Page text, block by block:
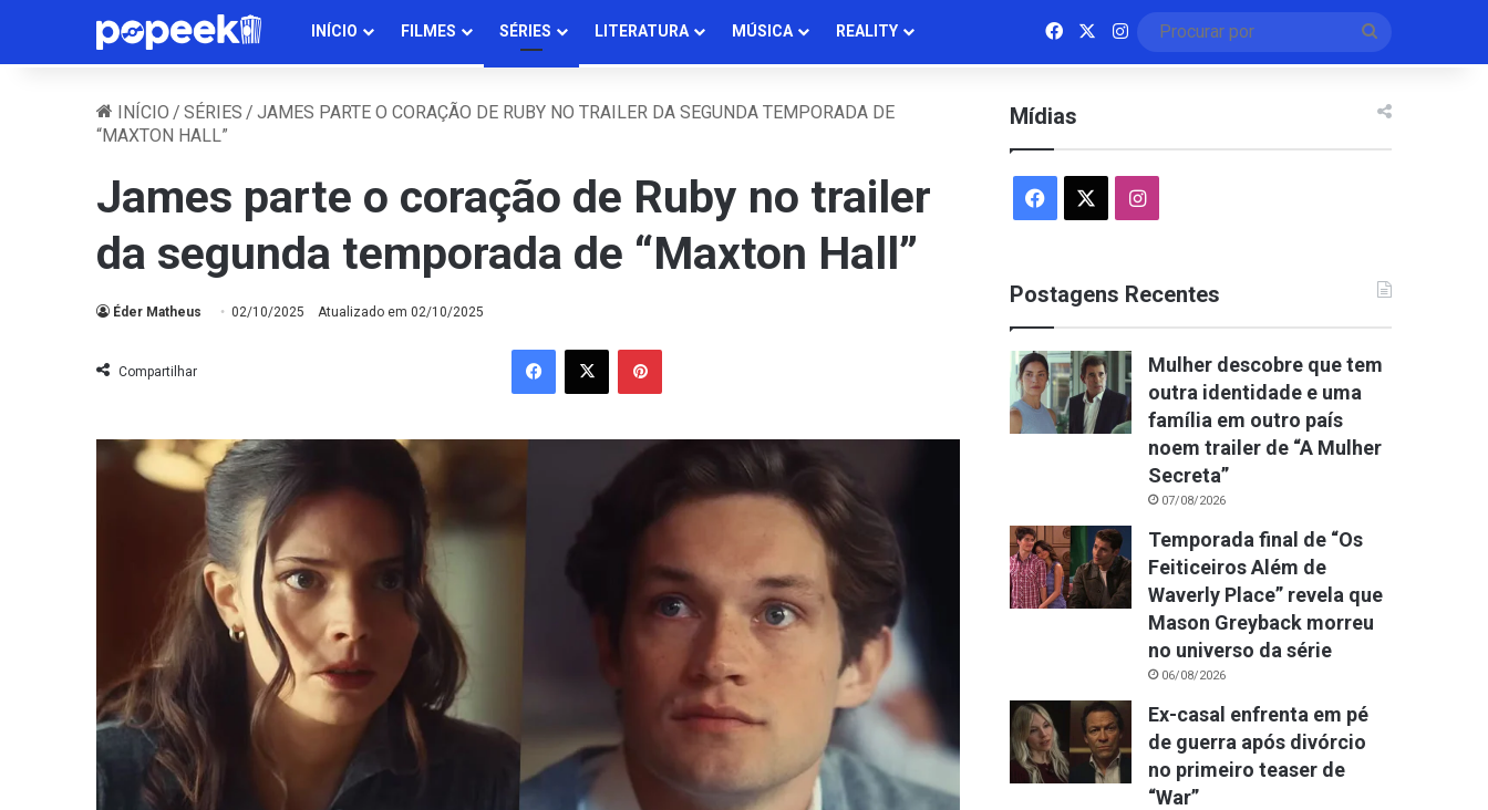
INÍCIO FILMES SÉRIES LITERATURA MÚSICA REALITY FacebookInstagram
por
INÍCIO / SÉRIES / JAMES PARTE O CORAÇÃO DE RUBY NO TRAILER DA SEGUNDA TEMPORADA DE
“MAXTON HALL”
James parte o coração de Ruby no trailer
da segunda temporada de “Maxton Hall”
Éder Matheus 02/10/2025 Atualizado em 02/10/2025
Compartilhar
Facebook
X Pinterest
Mídias
Facebook Instagram
Postagens Recentes
Mulher descobre que tem
outra identidade e uma
família em outro país
noem trailer de “A Mulher
Secreta”
07/08/2026
Temporada final de “Os
Feiticeiros Além de
Waverly Place” revela que
Mason Greyback morreu
no universo da série
06/08/2026
Ex-casal enfrenta em pé
de guerra após divórcio
no primeiro teaser de
“War”